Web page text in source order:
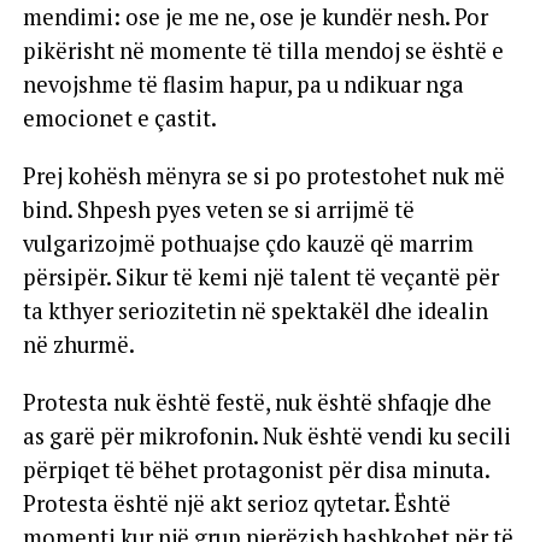
mendimi: ose je me ne, ose je kundër nesh. Por
pikërisht në momente të tilla mendoj se është e
nevojshme të flasim hapur, pa u ndikuar nga
emocionet e çastit.
Prej kohësh mënyra se si po protestohet nuk më
bind. Shpesh pyes veten se si arrijmë të
vulgarizojmë pothuajse çdo kauzë që marrim
përsipër. Sikur të kemi një talent të veçantë për
ta kthyer seriozitetin në spektakël dhe idealin
në zhurmë.
Protesta nuk është festë, nuk është shfaqje dhe
as garë për mikrofonin. Nuk është vendi ku secili
përpiqet të bëhet protagonist për disa minuta.
Protesta është një akt serioz qytetar. Është